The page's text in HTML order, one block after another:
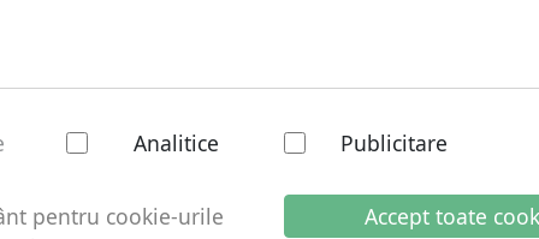
Analitice Publicitare
pentru cookie-urile
Accept toate
Domenii australiene
- Domenii noi